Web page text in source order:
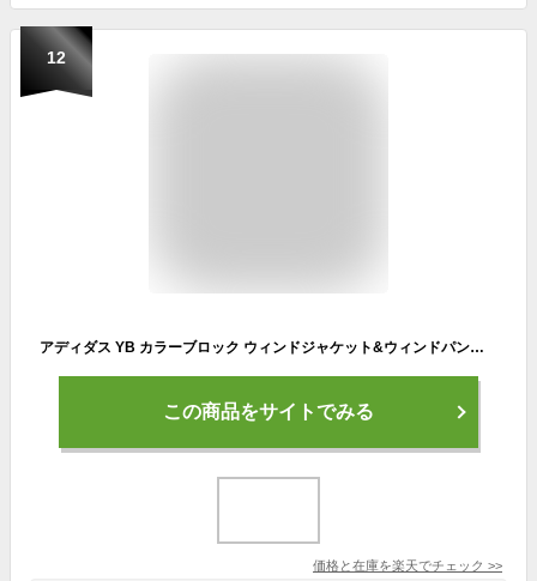
12
アディダス YB カラーブロック ウィンドジャケット&ウィンドパンツ 上下セット adidas 【サッカー・フットサル】 ウェア ジュニア Jr 子供 ジャージ ウインドブレーカー ロングパンツ 裏地メッシュ (BUK61-BUK55)
この商品をサイトでみる
価格と在庫を楽天でチェック >>